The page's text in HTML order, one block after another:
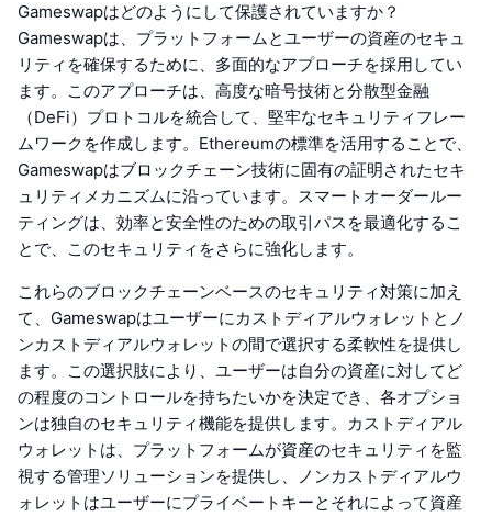
Gameswapはどのようにして保護されていますか？
Gameswapは、プラットフォームとユーザーの資産のセキュ
リティを確保するために、多面的なアプローチを採用してい
ます。このアプローチは、高度な暗号技術と分散型金融
（DeFi）プロトコルを統合して、堅牢なセキュリティフレー
ムワークを作成します。Ethereumの標準を活用することで、
Gameswapはブロックチェーン技術に固有の証明されたセキ
ュリティメカニズムに沿っています。スマートオーダールー
ティングは、効率と安全性のための取引パスを最適化するこ
とで、このセキュリティをさらに強化します。
これらのブロックチェーンベースのセキュリティ対策に加え
て、Gameswapはユーザーにカストディアルウォレットとノ
ンカストディアルウォレットの間で選択する柔軟性を提供し
ます。この選択肢により、ユーザーは自分の資産に対してど
の程度のコントロールを持ちたいかを決定でき、各オプショ
ンは独自のセキュリティ機能を提供します。カストディアル
ウォレットは、プラットフォームが資産のセキュリティを監
視する管理ソリューションを提供し、ノンカストディアルウ
ォレットはユーザーにプライベートキーとそれによって資産